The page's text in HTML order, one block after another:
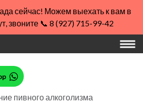
сейчас! Можем выехать к вам в
звоните 📞 8 (927) 715-99-42
пивного алкоголизма